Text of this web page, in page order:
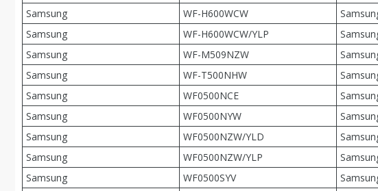
Samsung
WF-H600WCW
Samsung
WF-H600WCW/YLP
Samsung
WF-M509NZW
Samsung
WF-T500NHW
Samsung
WF0500NCE
Samsung
WF0500NYW
Samsung
WF0500NZW/YLD
Samsung
WF0500NZW/YLP
Samsung
WF0500SYV